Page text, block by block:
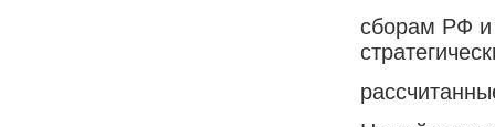
сборам РФ